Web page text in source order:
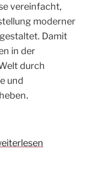
vereinfacht,
moderner
Damit
in der
durch
und
.